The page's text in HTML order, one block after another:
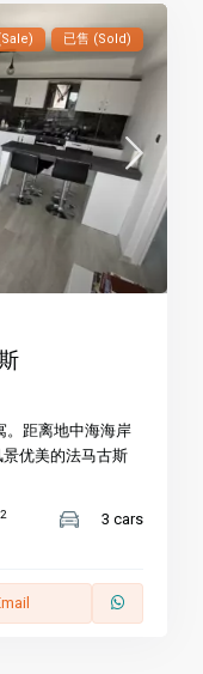
已售 (Sold)
。距离地中海海岸
优美的法马古斯
2
3 cars